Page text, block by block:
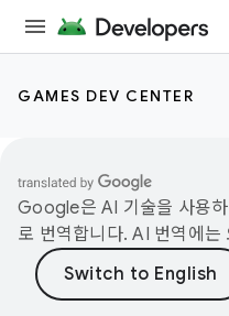
GAMES DEV CENTER
Google은 AI 기술을 사용
로 번역합니다. AI 번역에는